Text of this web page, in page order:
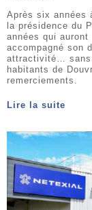
Après six années
la présidence du
années qui auront
accompagné son
attractivité… sans
habitants de
remerciements.
Lire la suite